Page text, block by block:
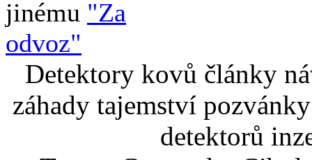
jinému "Za
odvoz"
Detektory kovů články
záhady tajemství
detektorů